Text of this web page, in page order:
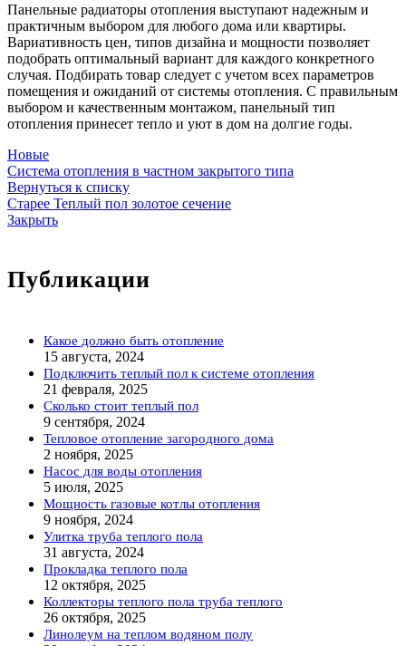
Панельные радиаторы отопления выступают надежным и
практичным выбором для любого дома или квартиры.
Вариативность цен, типов дизайна и мощности позволяет
подобрать оптимальный вариант для каждого конкретного
случая. Подбирать товар следует с учетом всех параметров
помещения и ожиданий от системы отопления. С правильным
выбором и качественным монтажом, панельный тип
отопления принесет тепло и уют в дом на долгие годы.
Новые
Система отопления в частном закрытого типа
Вернуться к списку
Старее Теплый пол золотое сечение
Закрыть
Публикации
Какое должно быть отопление
15 августа, 2024
Подключить теплый пол к системе отопления
21 февраля, 2025
Сколько стоит теплый пол
9 сентября, 2024
Тепловое отопление загородного дома
2 ноября, 2025
Насос для воды отопления
5 июля, 2025
Мощность газовые котлы отопления
9 ноября, 2024
Улитка труба теплого пола
31 августа, 2024
Прокладка теплого пола
12 октября, 2025
Коллекторы теплого пола труба теплого
26 октября, 2025
Линолеум на теплом водяном полу